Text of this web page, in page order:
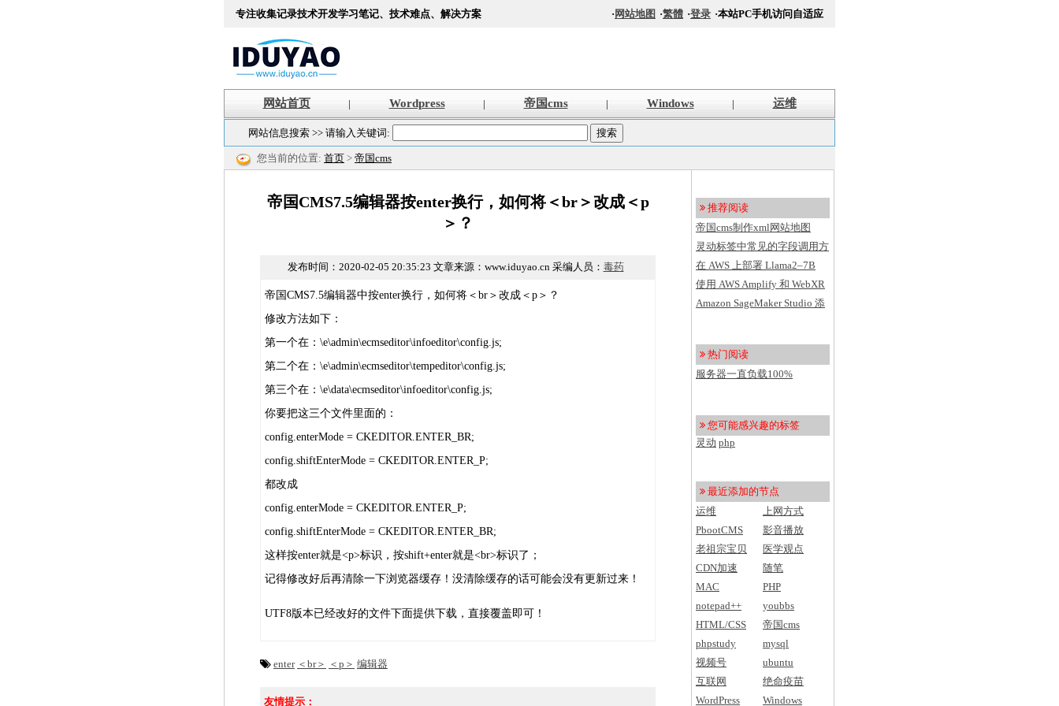
专注收集记录技术开发学习笔记、技术难点、解决方案 · 网站地图 ·繁體 ·登录 ·本站PC手机访问自适应
网站首页 | Wordpress | 帝国cms | Windows | 运维
网站信息搜索 >> 请输入关键词:
您当前的位置: 首页 > 帝国cms
帝国CMS7.5编辑器按enter换行，如何将＜br＞改成＜p
＞？
发布时间： 2020-02-05 20:35:23 文章来源：www.iduyao.cn 采编人员： 毒药
帝国CMS7.5编辑器中按enter换行，如何将＜br＞改成＜p＞？
修改方法如下：
第一个在：\e\admin\ecmseditor\infoeditor\config.js;
第二个在：\e\admin\ecmseditor\tempeditor\config.js;
第三个在：\e\data\ecmseditor\infoeditor\config.js;
你要把这三个文件里面的：
config.enterMode = CKEDITOR.ENTER_BR;
config.shiftEnterMode = CKEDITOR.ENTER_P;
都改成
config.enterMode = CKEDITOR.ENTER_P;
config.shiftEnterMode = CKEDITOR.ENTER_BR;
这样按enter就是<p>标识，按shift+enter就是<br>标识了；
记得修改好后再清除一下浏览器缓存！没清除缓存的话可能会没有更新过来！
UTF8版本已经改好的文件下面提供下载，直接覆盖即可！
enter ＜br＞ ＜p＞ 编辑器
友情提示：
推荐阅读
帝国cms制作xml网站地图
sitemap方法
灵动标签中常见的字段调用方
法汇总
在 AWS 上部署 Llama2–7B
使用 AWS Amplify 和 WebXR
创建具有用户洞察的 VR 应用
Amazon SageMaker Studio 添
了用户入门
热门阅读
服务器一直负载100%
您可能感兴趣的标签
灵动 php
最近添加的节点
运维
PbootCMS
老祖宗宝贝
CDN加速
MAC
notepad++
HTML/CSS
phpstudy
视频号
互联网
WordPress
上网方式
影音播放
医学观点
随笔
PHP
youbbs
帝国cms
mysql
ubuntu
绝命疫苗
Windows